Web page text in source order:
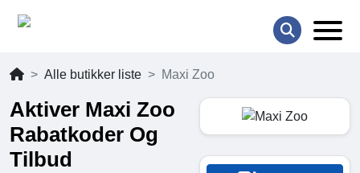
Alle butikker liste Maxi Zoo
Aktiver Maxi Zoo
Rabatkoder Og
Tilbud